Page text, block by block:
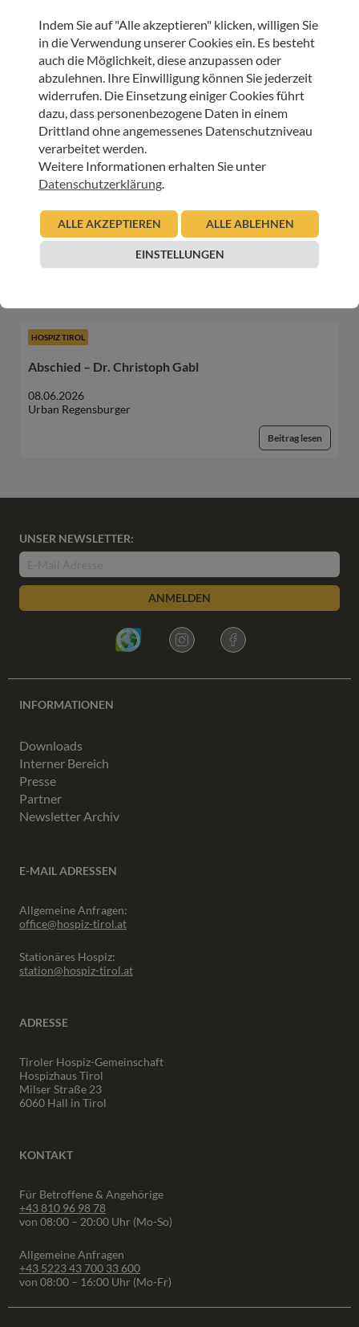
SPENDEN
WEITERE BEITRÄGE DIESER KATEGORIE
HOSPIZ TIROL
Trostbank in Tarrenz
16.06.2026
HOSPIZ TIROL
Abschied – Dr. Christoph Gabl
08.06.2026
Urban Regensburger
Beitrag lesen
UNSER NEWSLETTER:
ANMELDEN
INFORMATIONEN
Downloads
Interner Bereich
Presse
Partner
Newsletter Archiv
E-MAIL ADRESSEN
Allgemeine Anfragen:
office@hospiz-tirol.at
Stationäres Hospiz:
station@hospiz-tirol.at
ADRESSE
Tiroler Hospiz-Gemeinschaft
Hospizhaus Tirol
Milser Straße 23
6060 Hall in Tirol
KONTAKT
Für Betroffene & Angehörige
+43 810 96 98 78
von 08:00 – 20:00 Uhr (Mo-So)
Allgemeine Anfragen
+43 5223 43 700 33 600
von 08:00 – 16:00 Uhr (Mo-Fr)
Indem Sie auf "Alle akzeptieren" klicken, willigen Sie
in die Verwendung unserer Cookies ein. Es besteht
auch die Möglichkeit, diese anzupassen oder
abzulehnen. Ihre Einwilligung können Sie jederzeit
widerrufen. Die Einsetzung einiger Cookies führt
dazu, dass personenbezogene Daten in einem
Drittland ohne angemessenes Datenschutzniveau
verarbeitet werden.
Weitere Informationen erhalten Sie unter
Datenschutzerklärung.
ALLE AKZEPTIEREN ALLE ABLEHNEN
EINSTELLUNGEN